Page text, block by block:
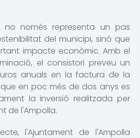
no només representa un pas
del municipi, sinó que
impacte econòmic. Amb el
el consistori preveu un
anuals en la factura de la
en poc més de dos anys es
la inversió realitzada per
de l'Ampolla.
l'Ajuntament de l'Ampolla